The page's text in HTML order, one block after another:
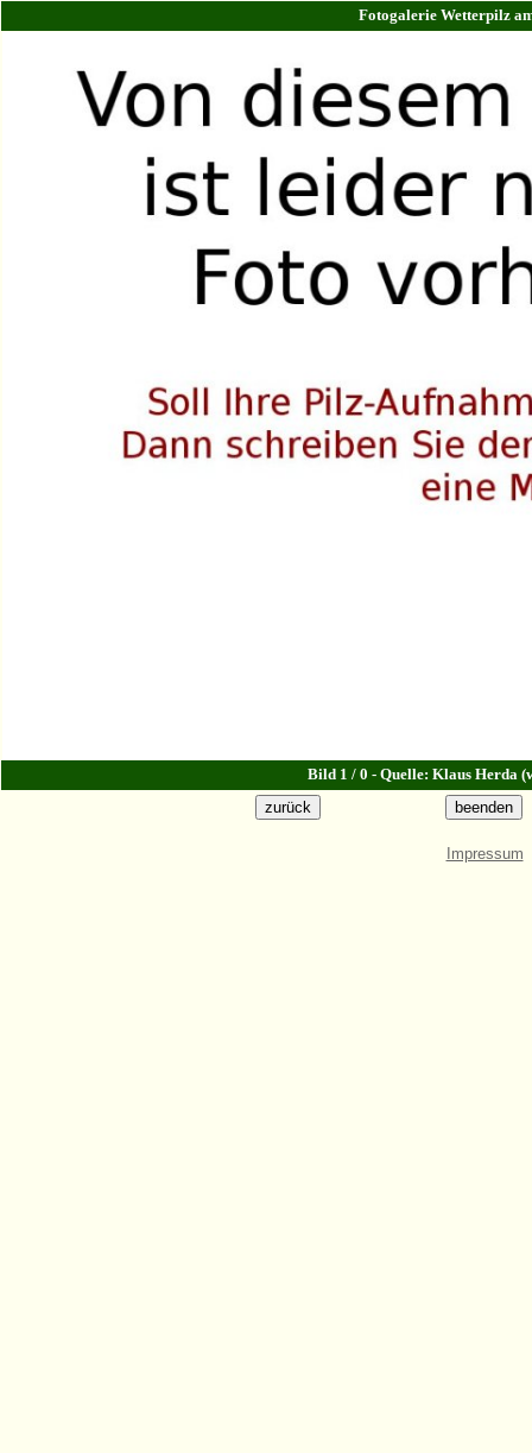
Fotogalerie Wetterpilz
Bild 1 / 0 - Quelle: Klaus Herda
Impressum